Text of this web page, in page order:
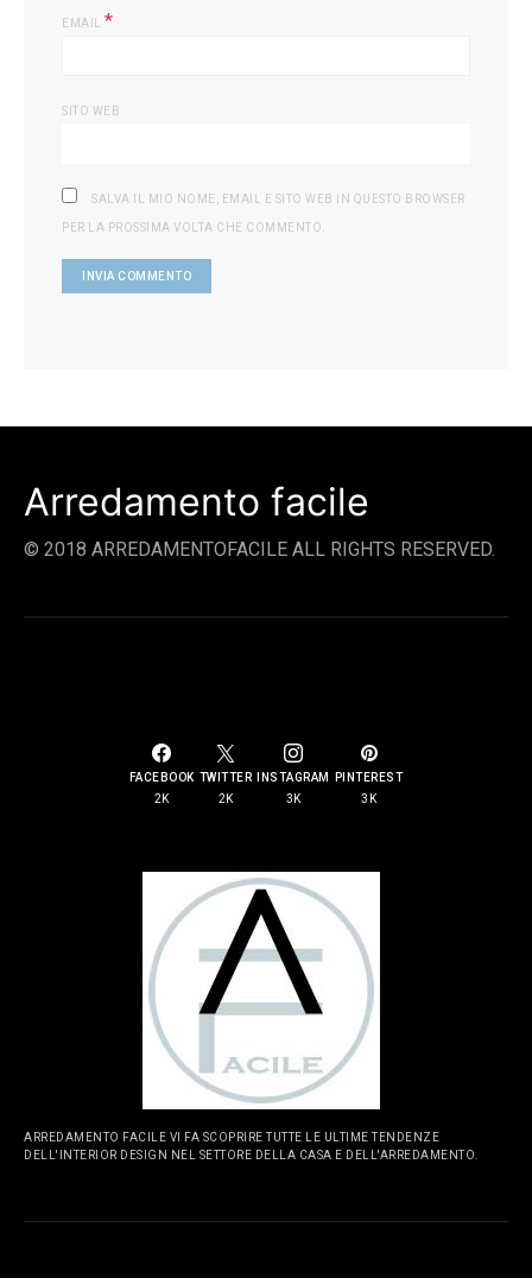
EMAIL *
SITO WEB
SALVA IL MIO NOME, EMAIL E SITO WEB IN QUESTO BROWSER
PER LA PROSSIMA VOLTA CHE COMMENTO.
Arredamento facile
© 2018 ARREDAMENTOFACILE ALL RIGHTS RESERVED.
FACEBOOK
2K
TWITTER
2K
INSTAGRAM
3K
PINTEREST
3K
ARREDAMENTO FACILE VI FA SCOPRIRE TUTTE LE ULTIME TENDENZE
DELL'INTERIOR DESIGN NEL SETTORE DELLA CASA E DELL'ARREDAMENTO.